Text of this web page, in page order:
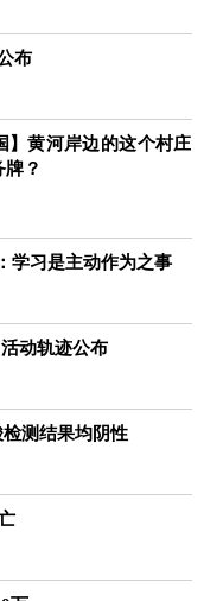
布
】黄河岸边的这个村庄
？
学习是主动作为之事
动轨迹公布
测结果均阴性